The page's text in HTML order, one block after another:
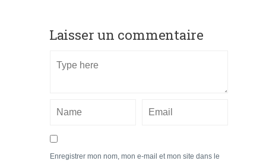
Laisser un commentaire
Enregistrer mon nom, mon e-mail et mon site dans le